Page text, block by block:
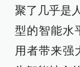
聚了几乎是
型的智能水
用者带来强